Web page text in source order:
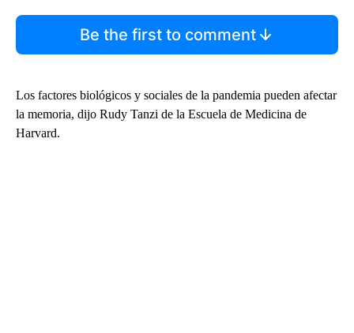
Be the first to comment
Los factores biológicos y sociales de la pandemia pueden afectar
la memoria, dijo Rudy Tanzi de la Escuela de Medicina de
Harvard.